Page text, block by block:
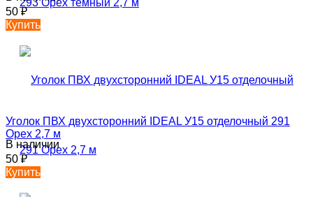
50₽
Купить
Уголок ПВХ двухсторонний IDEAL У15 отделочный 291
Орех 2,7 м
В наличии
50₽
Купить